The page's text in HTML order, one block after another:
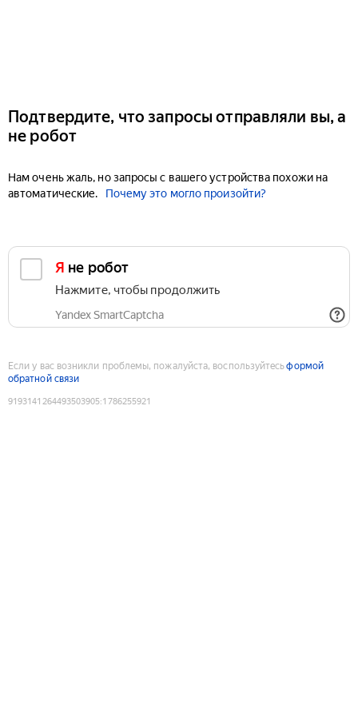
Подтвердите, что запросы отправляли вы, а
не робот
Нам очень жаль, но запросы с вашего устройства похожи на
автоматические.
Почему это могло произойти?
Я не робот
Нажмите, чтобы продолжить
Yandex SmartCaptcha
Если у вас возникли проблемы, пожалуйста, воспользуйтесьформой
обратной связи
9193141264493503905:1786255921